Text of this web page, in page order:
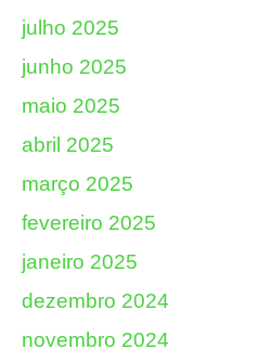
julho 2025
junho 2025
maio 2025
abril 2025
março 2025
fevereiro 2025
janeiro 2025
dezembro 2024
novembro 2024